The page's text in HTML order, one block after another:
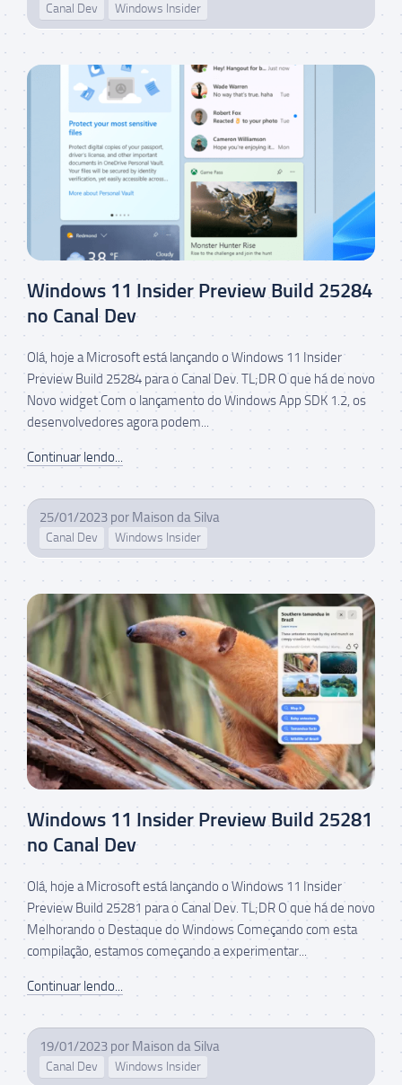
Canal Dev Windows Insider
Windows 11 Insider Preview Build 25284
no Canal Dev
Olá, hoje a Microsoft está lançando o Windows 11 Insider
Preview Build 25284 para o Canal Dev. TL;DR O que há de novo
Novo widget Com o lançamento do Windows App SDK 1.2, os
desenvolvedores agora podem...
Continuar lendo...
25/01/2023 por Maison da Silva
Canal Dev Windows Insider
Windows 11 Insider Preview Build 25281
no Canal Dev
Olá, hoje a Microsoft está lançando o Windows 11 Insider
Preview Build 25281 para o Canal Dev. TL;DR O que há de novo
Melhorando o Destaque do Windows Começando com esta
compilação, estamos começando a experimentar...
Continuar lendo...
19/01/2023 por Maison da Silva
Canal Dev Windows Insider